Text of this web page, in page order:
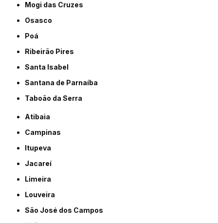
Mogi das Cruzes
Osasco
Poá
Ribeirão Pires
Santa Isabel
Santana de Parnaíba
Taboão da Serra
Atibaia
Campinas
Itupeva
Jacareí
Limeira
Louveira
São José dos Campos